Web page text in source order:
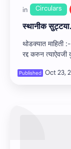
स्‍थानीक सुट्टया.
थोडक्यात माहिती :- स्‍थानीक
रद्द करुन त्‍याऐवजी